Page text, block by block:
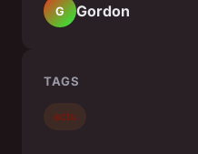
G Gordon
TAGS
actu